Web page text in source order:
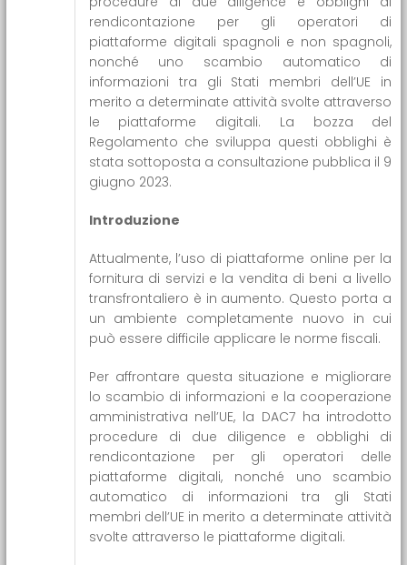
rendicontazione per gli operatori di
piattaforme digitali spagnoli e non spagnoli,
nonché uno scambio automatico di
informazioni tra gli Stati membri dell’UE in
merito a determinate attività svolte attraverso
le piattaforme digitali. La bozza del
Regolamento che sviluppa questi obblighi è
stata sottoposta a consultazione pubblica il 9
giugno 2023.
Introduzione
Attualmente, l’uso di piattaforme online per la
fornitura di servizi e la vendita di beni a livello
transfrontaliero è in aumento. Questo porta a
un ambiente completamente nuovo in cui
può essere difficile applicare le norme fiscali.
Per affrontare questa situazione e migliorare
lo scambio di informazioni e la cooperazione
amministrativa nell’UE, la DAC7 ha introdotto
procedure di due diligence e obblighi di
rendicontazione per gli operatori delle
piattaforme digitali, nonché uno scambio
automatico di informazioni tra gli Stati
membri dell’UE in merito a determinate attività
svolte attraverso le piattaforme digitali.